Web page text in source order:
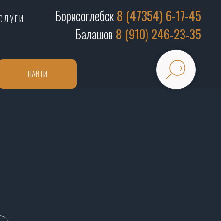
Борисоглебск8 (47354) 6-17-45
Балашов 8 (910) 246-23-35
НАЙТИ